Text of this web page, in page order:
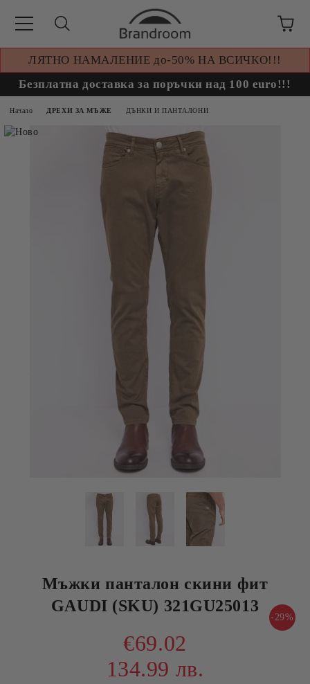
ЛЯТНО НАМАЛЕНИЕ до-50% НА ВСИЧКО!!!
Безплатна доставка за поръчки над 100 euro!!!
Начало ДРЕХИ ЗА МЪЖЕ ДЪНКИ И ПАНТАЛОНИ
Мъжки панталон скини фит
GAUDI (SKU) 321GU25013
-29%
€69.02
134.99 лв.